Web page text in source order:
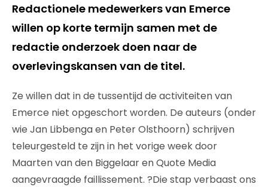
Redactionele medewerkers van Emerce
willen op korte termijn samen met de
redactie onderzoek doen naar de
overlevingskansen van de titel.
Ze willen dat in de tussentijd de activiteiten van
Emerce niet opgeschort worden. De auteurs (onder
wie Jan Libbenga en Peter Olsthoorn) schrijven
teleurgesteld te zijn in het vorige week door
Maarten van den Biggelaar en Quote Media
aangevraagde faillissement. ?Die stap verbaast ons